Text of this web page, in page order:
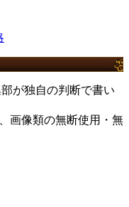
が独自の判断で書い
画像類の無断使用・無